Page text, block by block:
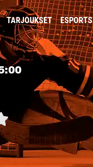
TARJOUKSET ESPORTS